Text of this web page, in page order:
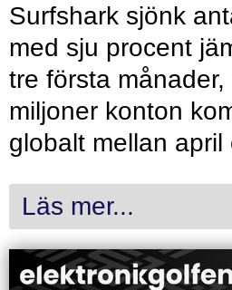
Surfshark sjönk
med sju procent
tre första
miljoner konton
globalt mellan april
Läs mer...